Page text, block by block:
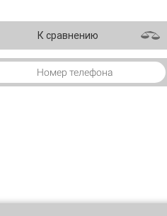
К сравнению